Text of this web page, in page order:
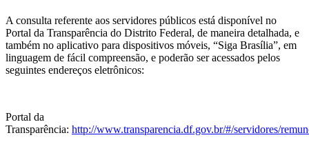
A consulta referente aos servidores públicos está disponível no
Portal da Transparência do Distrito Federal, de maneira detalhada, e
também no aplicativo para dispositivos móveis, “Siga Brasília”, em
linguagem de fácil compreensão, e poderão ser acessados pelos
seguintes endereços eletrônicos:
Portal da
Transparência: http://www.transparencia.df.gov.br/#/servidores/